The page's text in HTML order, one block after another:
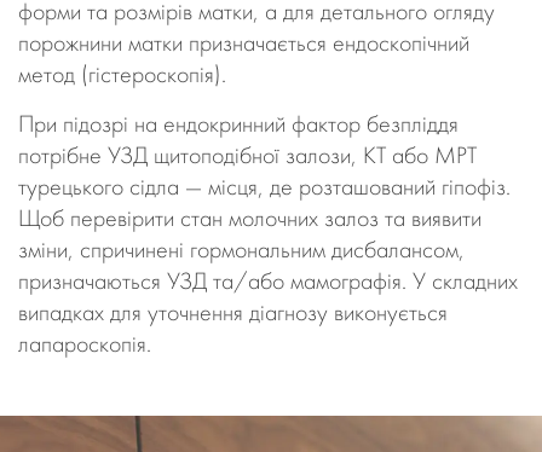
форми та розмірів матки, а для детального огляду
порожнини матки призначається ендоскопічний
метод (гістероскопія).
При підозрі на ендокринний фактор безпліддя
потрібне УЗД щитоподібної залози, КТ або МРТ
турецького сідла — місця, де розташований гіпофіз.
Щоб перевірити стан молочних залоз та виявити
зміни, спричинені гормональним дисбалансом,
призначаються УЗД та/або мамографія. У складних
випадках для уточнення діагнозу виконується
лапароскопія.